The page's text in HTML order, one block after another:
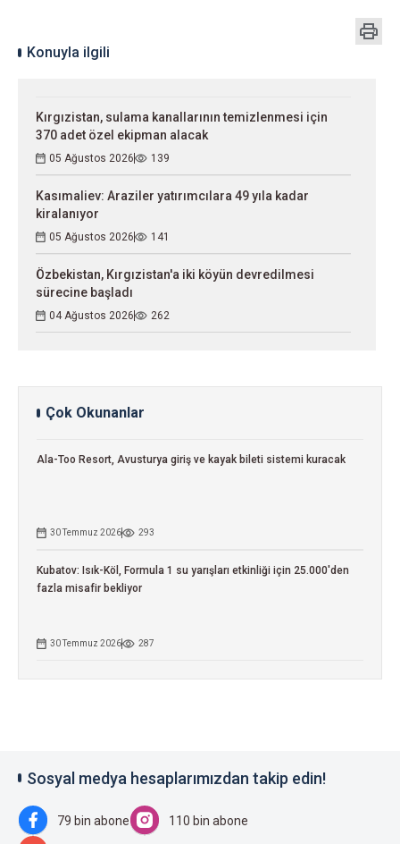
Konuyla ilgili
Kırgızistan, sulama kanallarının temizlenmesi için
370 adet özel ekipman alacak
05 Ağustos 2026 139
Kasımaliev: Araziler yatırımcılara 49 yıla kadar
kiralanıyor
05 Ağustos 2026 141
Özbekistan, Kırgızistan'a iki köyün devredilmesi
sürecine başladı
04 Ağustos 2026 262
Çok Okunanlar
Ala-Too Resort, Avusturya giriş ve kayak bileti sistemi kuracak
30 Temmuz 2026 293
Kubatov: Isık-Köl, Formula 1 su yarışları etkinliği için 25.000'den
fazla misafir bekliyor
30 Temmuz 2026 287
Sosyal medya hesaplarımızdan takip edin!
79 bin abone 110 bin abone